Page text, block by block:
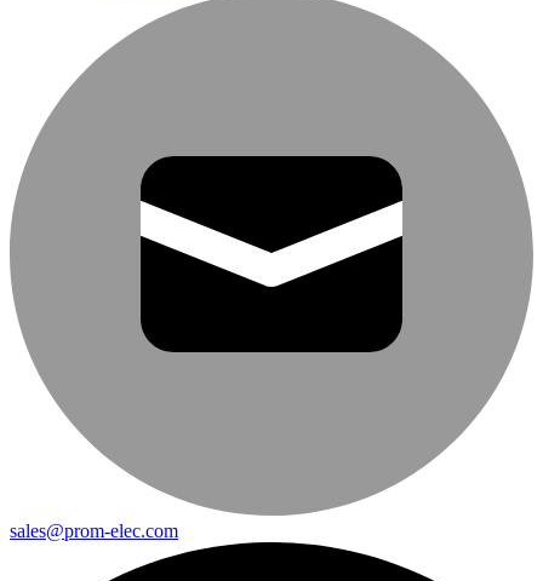
sales@prom-elec.com